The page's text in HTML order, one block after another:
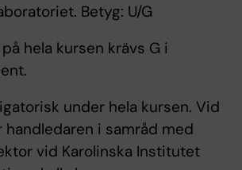
Betyg: U/G
hela kursen krävs G i
under hela kursen. Vid
handledaren i samråd med
vid Karolinska Institutet